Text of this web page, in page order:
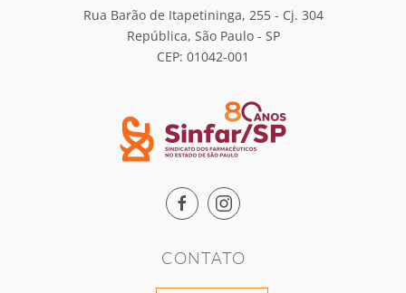
Rua Barão de Itapetininga, 255 - Cj. 304
República, São Paulo - SP
CEP: 01042-001
CONTATO